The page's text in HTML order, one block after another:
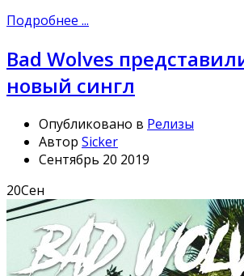
Подробнее ...
Bad Wolves
новый сингл
Опубликовано в Релизы
Автор Sicker
Сентябрь 20 2019
20Сен